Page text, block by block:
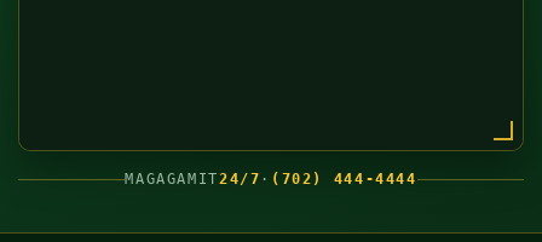
MAGAGAMIT24/7 · (702) 444-4444